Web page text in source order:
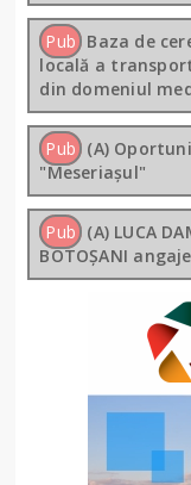
Pub Baza de
locală a
din domeniul
Pub (A)
"Meseriașul"
Pub (A) LUCA
BOTOȘANI